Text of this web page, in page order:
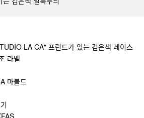
LA CA" 프린트가 있는 검은색 레이스
라벨
마블드